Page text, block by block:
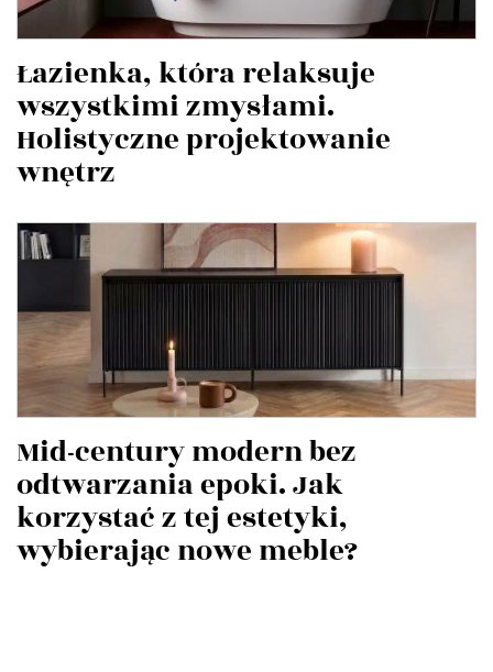
Łazienka, która relaksuje
wszystkimi zmysłami.
Holistyczne projektowanie
wnętrz
Mid-century modern bez
odtwarzania epoki. Jak
korzystać z tej estetyki,
wybierając nowe meble?